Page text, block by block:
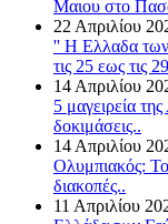
Μαιου στο
22 Απριλίου
'' Η Ελλαδα των
τις 25 εως τις
14 Απριλίου
5 μαγειρεία
δοκιμάσεις..
14 Απριλίου
Ολυμπιακός:
διακοπές..
11 Απριλίου